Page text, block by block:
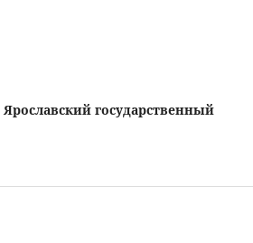
Ярославский государственный